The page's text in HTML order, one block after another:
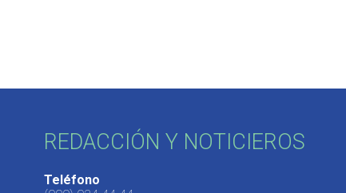
REDACCIÓN Y NOTICIEROS
Teléfono